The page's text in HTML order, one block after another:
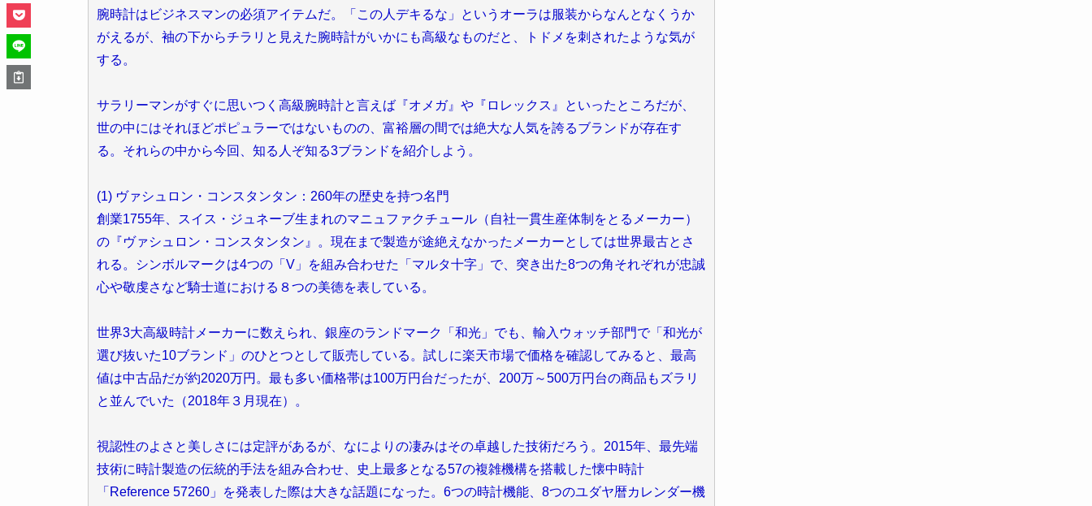
腕時計はビジネスマンの必須アイテムだ。「この人デキるな」というオーラは服装からなんとなくうか
がえるが、袖の下からチラリと見えた腕時計がいかにも高級なものだと、トドメを刺されたような気が
する。
サラリーマンがすぐに思いつく高級腕時計と言えば『オメガ』や『ロレックス』といったところだが、
世の中にはそれほどポピュラーではないものの、富裕層の間では絶大な人気を誇るブランドが存在す
る。それらの中から今回、知る人ぞ知る3ブランドを紹介しよう。
(1) ヴァシュロン・コンスタンタン：260年の歴史を持つ名門
創業1755年、スイス・ジュネーブ生まれのマニュファクチュール（自社一貫生産体制をとるメーカー）
の『ヴァシュロン・コンスタンタン』。現在まで製造が途絶えなかったメーカーとしては世界最古とさ
れる。シンボルマークは4つの「V」を組み合わせた「マルタ十字」で、突き出た8つの角それぞれが忠誠
心や敬虔さなど騎士道における８つの美徳を表している。
世界3大高級時計メーカーに数えられ、銀座のランドマーク「和光」でも、輸入ウォッチ部門で「和光が
選び抜いた10ブランド」のひとつとして販売している。試しに楽天市場で価格を確認してみると、最高
値は中古品だが約2020万円。最も多い価格帯は100万円台だったが、200万～500万円台の商品もズラリ
と並んでいた（2018年３月現在）。
視認性のよさと美しさには定評があるが、なによりの凄みはその卓越した技術だろう。2015年、最先端
技術に時計製造の伝統的手法を組み合わせ、史上最多となる57の複雑機構を搭載した懐中時計
「Reference 57260」を発表した際は大きな話題になった。6つの時計機能、8つのユダヤ暦カレンダー機